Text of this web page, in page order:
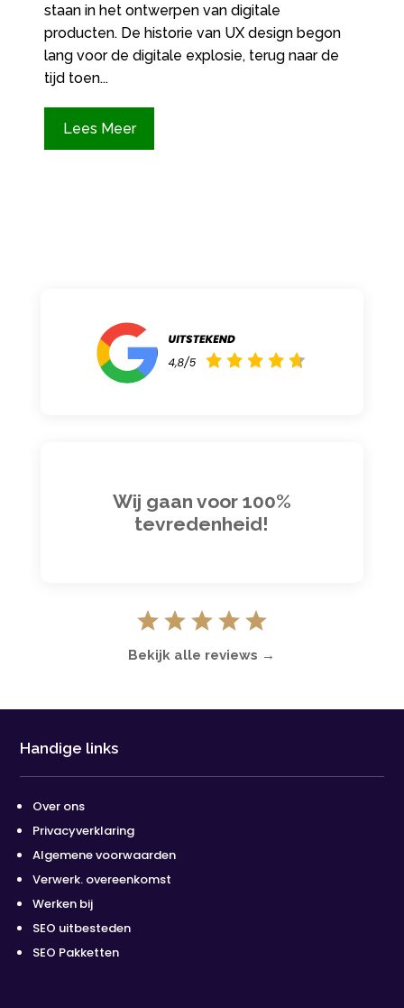
staan in het ontwerpen van digitale
producten. De historie van UX design begon
lang voor de digitale explosie, terug naar de
tijd toen...
Lees Meer
Wij gaan voor 100%
tevredenheid!
Bekijk alle reviews →
Handige links
Over ons
Privacyverklaring
Algemene voorwaarden
Verwerk. overeenkomst
Werken bij
SEO uitbesteden
SEO Pakketten